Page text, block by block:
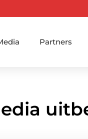
Partners